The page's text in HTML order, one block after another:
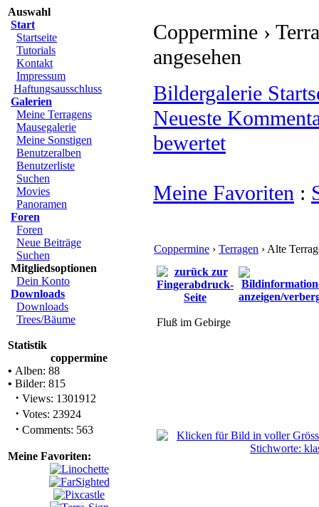
Auswahl
Start
Startseite
Tutorials
Kontakt
Impressum
Haftungsausschluss
Galerien
Meine Terragens
Mausegalerie
Meine Sonstigen
Benutzeralben
Benutzerliste
Suchen
Movies
Panoramen
Foren
Foren
Neue Beiträge
Suchen
Mitgliedsoptionen
Dein Konto
Downloads
Downloads
Trees/Bäume
Statistik
coppermine
• Alben: 88
• Bilder: 815
· Views: 1301912
· Votes: 23924
· Comments: 563
Meine Favoriten:
Coppermine ›
angesehen
Bildergalerie
Neueste
bewertet
Meine Favoriten :
Coppermine › Terragen › Alte
Fluß im Gebirge